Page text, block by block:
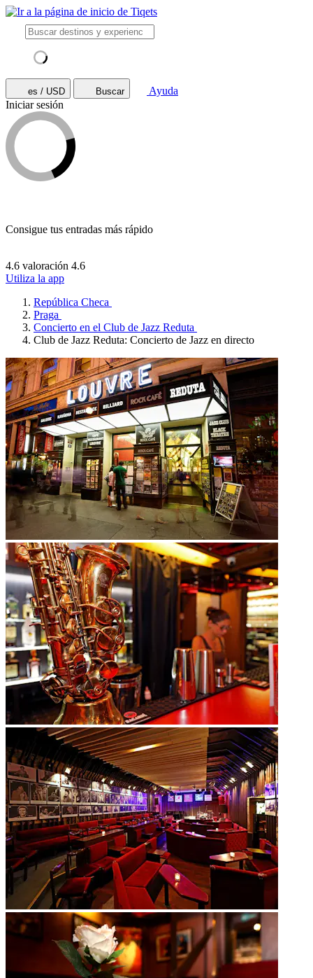
es / USD Buscar
Ayuda
Iniciar sesión
Consigue tus entradas más rápido
4.6 valoración 4.6
Utiliza la app
República Checa
Praga
Concierto en el Club de Jazz Reduta
Club de Jazz Reduta: Concierto de Jazz en directo